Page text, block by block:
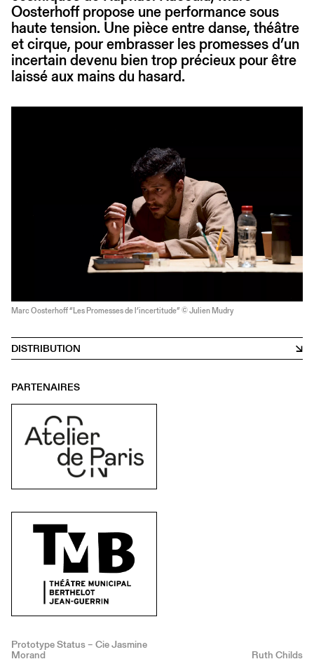
Oosterhoff propose une performance sous
haute tension. Une pièce entre danse, théâtre
et cirque, pour embrasser les promesses d’un
incertain devenu bien trop précieux pour être
laissé aux mains du hasard.
Marc Oosterhoff “Les Promesses de l’incertitude” © Julien Mudry
DISTRIBUTION
PARTENAIRES
Prototype Status – Cie Jasmine
Morand Ruth Childs